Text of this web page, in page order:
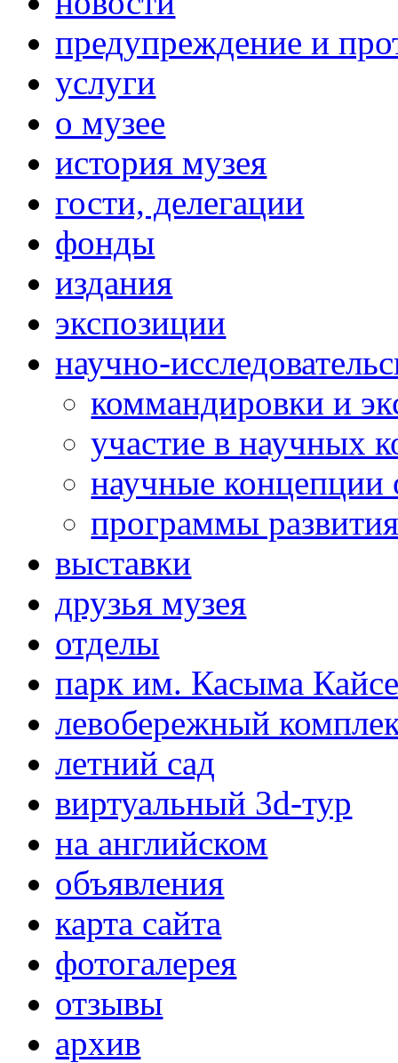
предупреждение и
услуги
о музее
история музея
гости, делегации
фонды
издания
экспозиции
научно-
коммандировки и
участие в научных
научные концепции
программы
выставки
друзья музея
отделы
парк им. Касыма
левобережный
летний сад
виртуальный 3d-тур
на английском
объявления
карта сайта
фотогалерея
отзывы
архив